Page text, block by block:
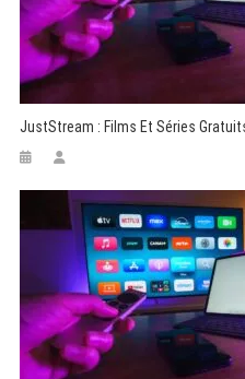
JustStream : Films Et Séries